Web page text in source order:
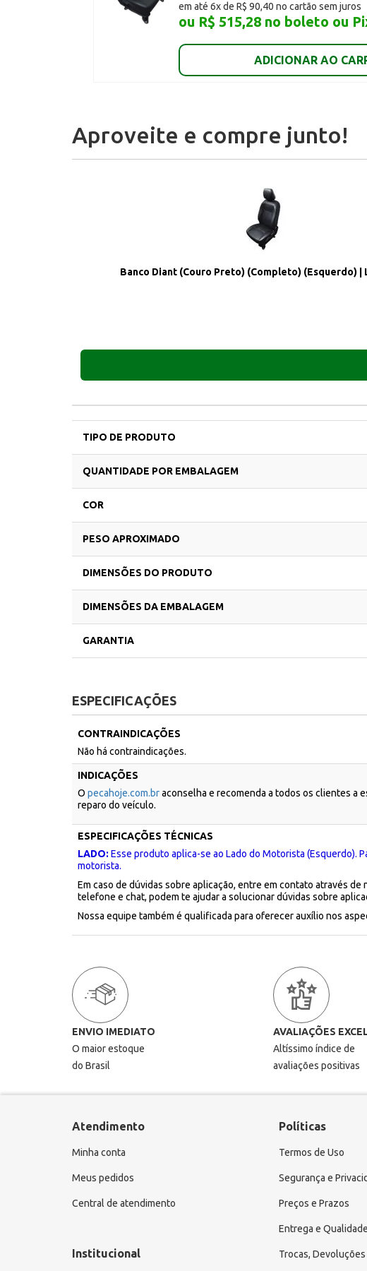
em até 6x de R$ 90,40 no cartão sem juros
ou R$ 515,28 no boleto ou
ADICIONAR AO
Aproveite e compre junto!
Banco Diant (Couro Preto) (Completo) (Esquerdo) |
TIPO DE PRODUTO
QUANTIDADE POR EMBALAGEM
COR
PESO APROXIMADO
DIMENSÕES DO PRODUTO
DIMENSÕES DA EMBALAGEM
GARANTIA
ESPECIFICAÇÕES
CONTRAINDICAÇÕES
Não há contraindicações.
INDICAÇÕES
O pecahoje.com.braconselha e recomenda a todos os clientes a
reparo do veículo.
ESPECIFICAÇÕES TÉCNICAS
LADO: Esse produto aplica-se ao Lado do Motorista (Esquerdo).
motorista.
Em caso de dúvidas sobre aplicação, entre em contato através de
telefone e chat, podem te ajudar a solucionar dúvidas sobre
Nossa equipe também é qualificada para oferecer auxílio nos
ENVIO IMEDIATO
O maior estoque
do Brasil
AVALIAÇÕES
Altíssimo índice de
avaliações positivas
Atendimento
Minha conta
Meus pedidos
Central de atendimento
Institucional
Políticas
Termos de Uso
Segurança e
Preços e Prazos
Entrega e Qualidade
Trocas,